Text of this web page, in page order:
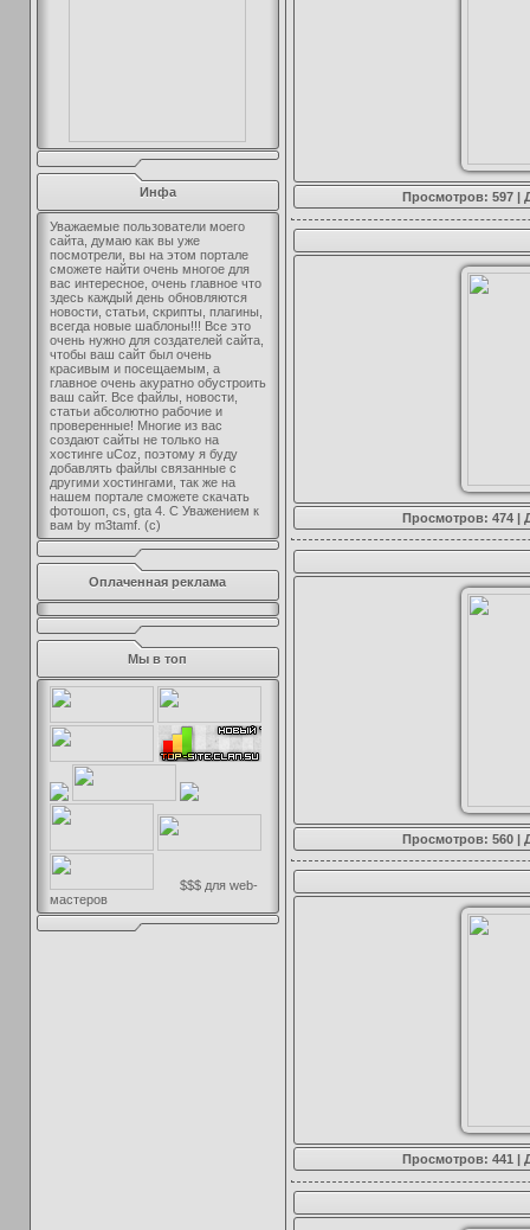
Инфа
Уважаемые пользователи моего
сайта, думаю как вы уже
посмотрели, вы на этом портале
сможете найти очень многое для
вас интересное, очень главное что
здесь каждый день обновляются
новости, статьи, скрипты, плагины,
всегда новые шаблоны!!! Все это
очень нужно для создателей сайта,
чтобы ваш сайт был очень
красивым и посещаемым, а
главное очень акуратно обустроить
ваш сайт. Все файлы, новости,
статьи абсолютно рабочие и
проверенные! Многие из вас
создают сайты не только на
хостинге uCoz, поэтому я буду
добавлять файлы связанные с
другими хостингами, так же на
нашем портале сможете скачать
фотошоп, cs, gta 4. С Уважением к
вам by m3tamf. (с)
Оплаченная реклама
Мы в топ
$$$ для web-
мастеров
Просмотров: 597 |
Просмотров: 474 |
Просмотров: 560 |
Просмотров: 441 |